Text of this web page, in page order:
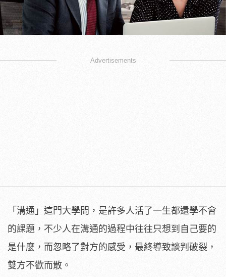
Advertisements
「溝通」這門大學問，是許多人活了一生都還學不會
的課題，不少人在溝通的過程中往往只想到自己要的
是什麼，而忽略了對方的感受，最終導致談判破裂，
雙方不歡而散。